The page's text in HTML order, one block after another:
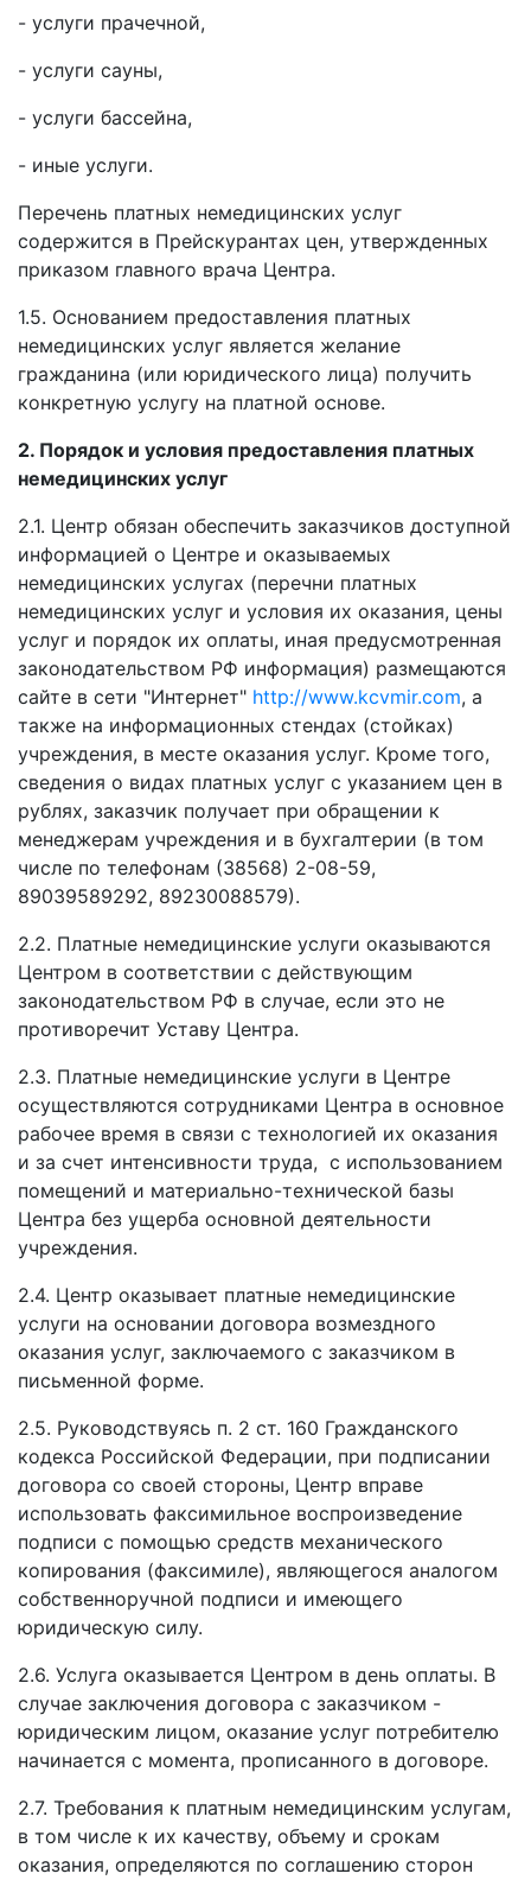
- услуги прачечной,
- услуги сауны,
- услуги бассейна,
- иные услуги.
Перечень платных немедицинских услуг
содержится в Прейскурантах цен, утвержденных
приказом главного врача Центра.
1.5. Основанием предоставления платных
немедицинских услуг является желание
гражданина (или юридического лица) получить
конкретную услугу на платной основе.
2. Порядок и условия предоставления платных
немедицинских услуг
2.1. Центр обязан обеспечить заказчиков доступной
информацией о Центре и оказываемых
немедицинских услугах (перечни платных
немедицинских услуг и условия их оказания, цены
услуг и порядок их оплаты, иная предусмотренная
законодательством РФ информация) размещаются
сайте в сети "Интернет" http://www.kcvmir.com, а
также на информационных стендах (стойках)
учреждения, в месте оказания услуг. Кроме того,
сведения о видах платных услуг с указанием цен в
рублях, заказчик получает при обращении к
менеджерам учреждения и в бухгалтерии (в том
числе по телефонам (38568) 2-08-59,
89039589292, 89230088579).
2.2. Платные немедицинские услуги оказываются
Центром в соответствии с действующим
законодательством РФ в случае, если это не
противоречит Уставу Центра.
2.3. Платные немедицинские услуги в Центре
осуществляются сотрудниками Центра в основное
рабочее время в связи с технологией их оказания
и за счет интенсивности труда, с использованием
помещений и материально-технической базы
Центра без ущерба основной деятельности
учреждения.
2.4. Центр оказывает платные немедицинские
услуги на основании договора возмездного
оказания услуг, заключаемого с заказчиком в
письменной форме.
2.5. Руководствуясь п. 2 ст. 160 Гражданского
кодекса Российской Федерации, при подписании
договора со своей стороны, Центр вправе
использовать факсимильное воспроизведение
подписи с помощью средств механического
копирования (факсимиле), являющегося аналогом
собственноручной подписи и имеющего
юридическую силу.
2.6. Услуга оказывается Центром в день оплаты. В
случае заключения договора с заказчиком -
юридическим лицом, оказание услуг потребителю
начинается с момента, прописанного в договоре.
2.7. Требования к платным немедицинским услугам,
в том числе к их качеству, объему и срокам
оказания, определяются по соглашению сторон